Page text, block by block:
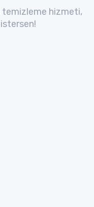
hizmeti,